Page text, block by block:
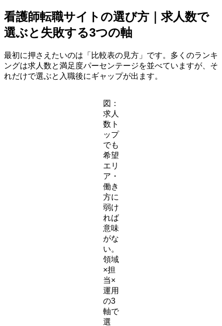
看護師転職サイトの選び方｜求人数で
選ぶと失敗する3つの軸
最初に押さえたいのは「比較表の見方」です。多くのランキ
ングは求人数と満足度パーセンテージを並べていますが、そ
れだけで選ぶと入職後にギャップが出ます。
図：
求人
数ト
ップ
でも
希望
エリ
ア・
働き
方に
弱け
れば
意味
がな
い。
領域
×担
当×
運用
の3
軸で
選